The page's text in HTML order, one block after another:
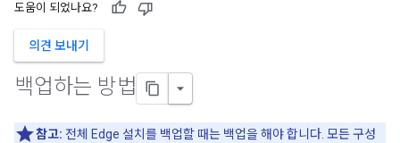
도움이 되었나요?
의견 보내기
백업하는 방법
참고: 전체 Edge 설치를 백업할 때는 백업을 해야 합니다. 모든 구성